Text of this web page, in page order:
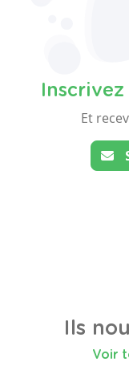
Et
Ils
Voir